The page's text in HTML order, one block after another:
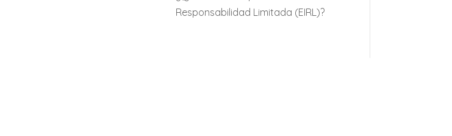
Responsabilidad Limitada (EIRL)?